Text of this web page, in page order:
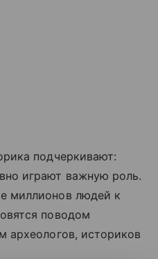
подчеркивают:
играют важную роль.
миллионов людей к
поводом
археологов, историков